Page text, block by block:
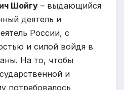
Шойгу – выдающийся
деятель и
России, с
и силой войдя в
На то, чтобы
и
потребовалось